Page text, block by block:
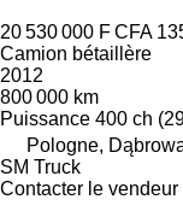
20 530 000 F CFA
Camion bétaillère
2012
800 000 km
Puissance 400 ch
Pologne,
SM Truck
Contacter le vendeur